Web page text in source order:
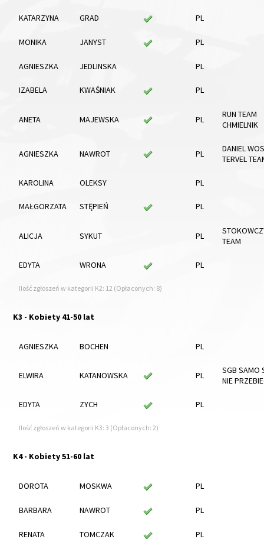
KATARZYNA GRAD PL
MONIKA JANYST PL
AGNIESZKA JEDLINSKA PL
IZABELA KWAŚNIAK PL
ANETA MAJEWSKA PL
RUN TEAM
CHMIELNIK
AGNIESZKA NAWROT PL
DANIEL
TERVEL
KAROLINA OLEKSY PL
MAŁGORZATA STĘPIEŃ PL
ALICJA SYKUT PL
TEAM
EDYTA WRONA PL
Ilość zgłoszeń w kategorii K2: 12 (Opłaconych: 8)
K3 - Kobiety 41-50 lat
AGNIESZKA BOCHEN PL
ELWIRA KATANOWSKA PL
SGB SAMO
NIE
EDYTA ZYCH PL
Ilość zgłoszeń w kategorii K3: 3 (Opłaconych: 2)
K4 - Kobiety 51-60 lat
DOROTA MOSKWA PL
BARBARA NAWROT PL
RENATA TOMCZAK PL